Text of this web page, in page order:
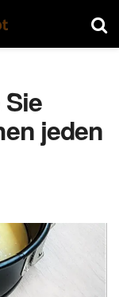
jeden